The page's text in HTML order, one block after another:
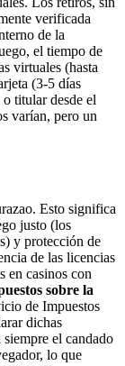
verificada
de la
el tiempo de
virtuales (hasta
(3-5 días
titular desde el
varían, pero un
Esto significa
justo (los
y protección de
de las licencias
en casinos con
sobre la
de Impuestos
dichas
el candado
lo que